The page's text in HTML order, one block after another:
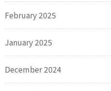
February 2025
January 2025
December 2024